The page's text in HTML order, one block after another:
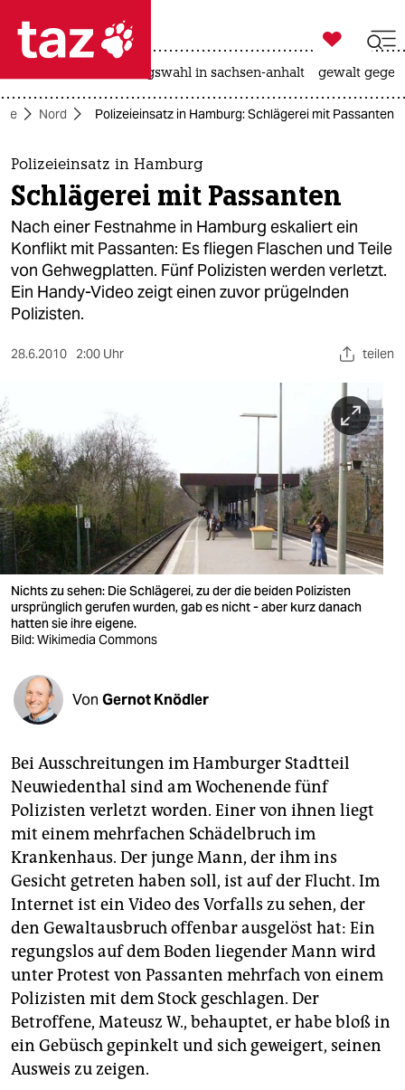
 taz zahl ich
taz zahl ich
themen
politik
öko
gesellschaft
kultur
nord
wahrheit
verlag
verlag
veranstaltungen
shop
fragen & hilfe
unterstützen
genossenschaft
epaper login

taz zahl ich
landtagswahl in sachsen-anhalt gewalt
Nord Polizeieinsatz in Hamburg: Schlägerei mit Passanten
Polizeieinsatz in Hamburg
Schlägerei mit Passanten
Nach einer Festnahme in Hamburg eskaliert ein
Konflikt mit Passanten: Es fliegen Flaschen und Teile
von Gehwegplatten. Fünf Polizisten werden verletzt.
Ein Handy-Video zeigt einen zuvor prügelnden
Polizisten.
28.6.2010 2:00 Uhr teilen
Nichts zu sehen: Die Schlägerei, zu der die beiden Polizisten
ursprünglich gerufen wurden, gab es nicht - aber kurz danach
hatten sie ihre eigene.
Bild: Wikimedia Commons
Von Gernot Knödler
Bei Ausschreitungen im Hamburger Stadtteil
Neuwiedenthal sind am Wochenende fünf
Polizisten verletzt worden. Einer von ihnen liegt
mit einem mehrfachen Schädelbruch im
Krankenhaus. Der junge Mann, der ihm ins
Gesicht getreten haben soll, ist auf der Flucht. Im
Internet ist ein Video des Vorfalls zu sehen, der
den Gewaltausbruch offenbar ausgelöst hat: Ein
regungslos auf dem Boden liegender Mann wird
unter Protest von Passanten mehrfach von einem
Polizisten mit dem Stock geschlagen. Der
Betroffene, Mateusz W., behauptet, er habe bloß in
ein Gebüsch gepinkelt und sich geweigert, seinen
Ausweis zu zeigen.